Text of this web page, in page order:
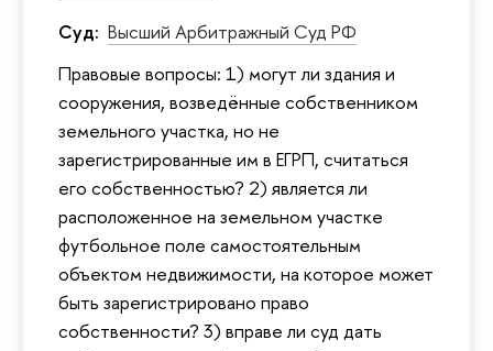
Суд: Высший Арбитражный Суд РФ
Правовые вопросы: 1) могут ли здания и
сооружения, возведённые собственником
земельного участка, но не
зарегистрированные им в ЕГРП, считаться
его собственностью? 2) является ли
расположенное на земельном участке
футбольное поле самостоятельным
объектом недвижимости, на которое может
быть зарегистрировано право
собственности? 3) вправе ли суд дать